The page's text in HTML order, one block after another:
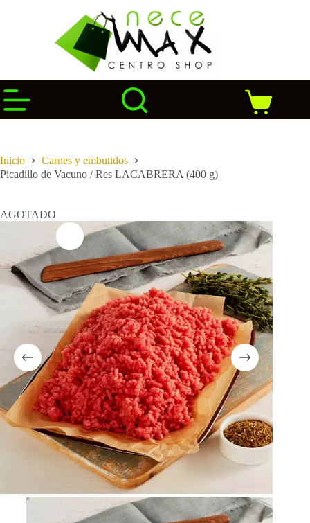
Carro
de
Inicio
Carnes y embutidos
Picadillo de Vacuno / Res LACABRERA (400 g)
AGOTADO